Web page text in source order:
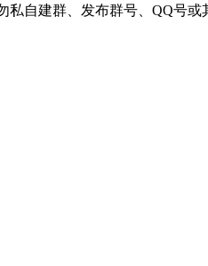
私自建群、发布群号、QQ号或